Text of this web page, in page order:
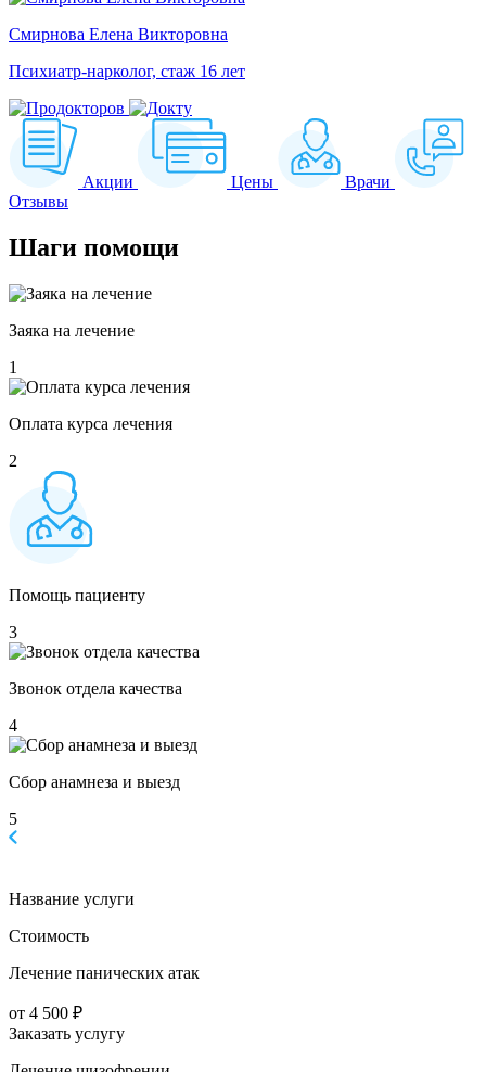
Смирнова Елена Викторовна
Психиатр-нарколог, стаж 16 лет
Акции Цены
Врачи
Отзывы
Шаги помощи
Заяка на лечение
1
Оплата курса лечения
2
Помощь пациенту
3
Звонок отдела качества
4
Сбор анамнеза и выезд
5
Название услуги
Стоимость
Лечение панических атак
от 4 500 ₽
Заказать услугу